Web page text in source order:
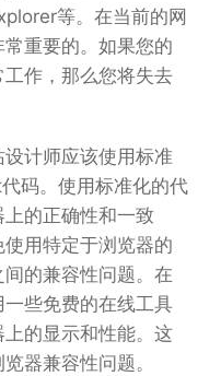
等。在当前的网
重要的。如果您的
作，那么您将失去
计师应该使用标准
码。使用标准化的代
的正确性和一致
用特定于浏览器的
的兼容性问题。在
些免费的在线工具
的显示和性能。这
器兼容性问题。